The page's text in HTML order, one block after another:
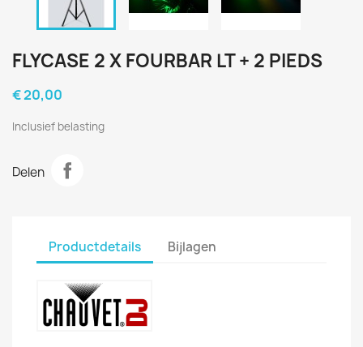
FLYCASE 2 X FOURBAR LT + 2 PIEDS
€ 20,00
Inclusief belasting
Delen
Productdetails Bijlagen